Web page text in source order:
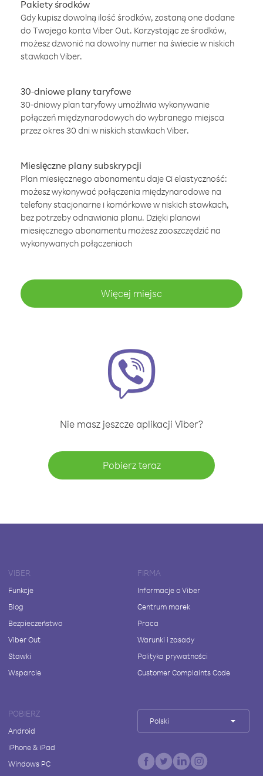
Pakiety środków
Gdy kupisz dowolną ilość środków, zostaną one dodane
do Twojego konta Viber Out. Korzystając ze środków,
możesz dzwonić na dowolny numer na świecie w niskich
stawkach Viber.
30-dniowe plany taryfowe
30-dniowy plan taryfowy umożliwia wykonywanie
połączeń międzynarodowych do wybranego miejsca
przez okres 30 dni w niskich stawkach Viber.
Miesięczne plany subskrypcji
Plan miesięcznego abonamentu daje Ci elastyczność:
możesz wykonywać połączenia międzynarodowe na
telefony stacjonarne i komórkowe w niskich stawkach,
bez potrzeby odnawiania planu. Dzięki planowi
miesięcznego abonamentu możesz zaoszczędzić na
wykonywanych połączeniach
Więcej miejsc
Nie masz jeszcze aplikacji Viber?
Pobierz teraz
VIBER
Funkcje
Blog
Bezpieczeństwo
Viber Out
Stawki
Wsparcie
FIRMA
Informacje o Viber
Centrum marek
Praca
Warunki i zasady
Polityka prywatności
Customer Complaints Code
POBIERZ
Android
iPhone & iPad
Windows PC
Polski